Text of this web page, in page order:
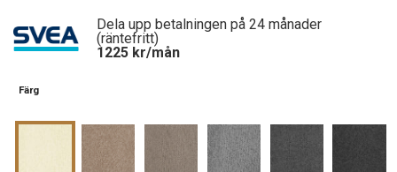
was:
32500 kr.
is:
Dela upp betalningen på 24 månader
(räntefritt)
1225 kr/mån
Färg